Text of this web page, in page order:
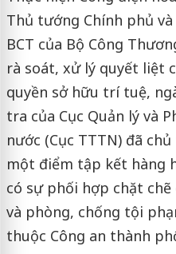
Thủ tướng Chính phủ
BCT của Bộ Công
rà soát, xử lý quyết liệt
quyền sở hữu trí tuệ,
tra của Cục Quản lý và
nước (Cục TTTN) đã
một điểm tập kết hàng
có sự phối hợp chặt
và phòng, chống tội
thuộc Công an thành